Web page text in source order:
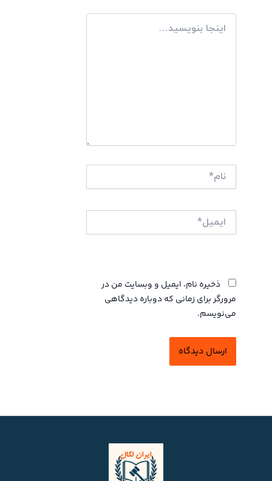
اینجا
بنویسید…
نام*
ایمیل*
ذخیره نام، ایمیل و وبسایت من در
مرورگر برای زمانی که دوباره دیدگاهی
می‌نویسم.